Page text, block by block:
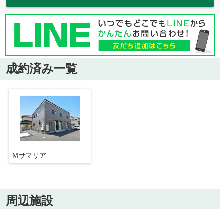
成約済み一覧
Ｍサマリア
周辺施設